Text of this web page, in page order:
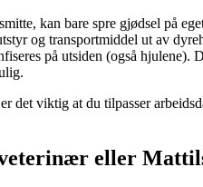
kan bare spre gjødsel på
og transportmiddel ut av
på utsiden (også hjulene).
det viktig at du tilpasser
eller